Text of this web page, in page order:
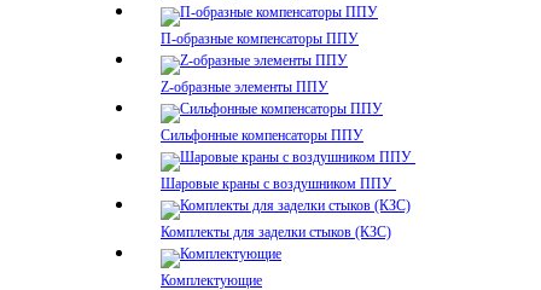
П-образные компенсаторы ППУ
Z-образные элементы ППУ
Сильфонные компенсаторы ППУ
Шаровые краны с воздушником ППУ
Комплекты для заделки стыков (КЗС)
Комплектующие